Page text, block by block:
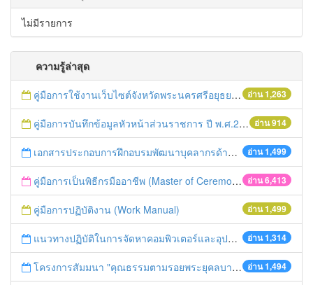
ไม่มีรายการ
ความรู้ล่าสุด
อ่าน 1,263
คู่มือการใช้งานเว็บไซต์จังหวัดพระนครศรีอยุธยา พ.ศ.2559
อ่าน 914
คู่มือการบันทึกข้อมูลหัวหน้าส่วนราชการ ปี พ.ศ.2560
อ่าน 1,499
เอกสารประกอบการฝึกอบรมพัฒนาบุคลากรด้านการประชาสัมพันธ์จังหวัดพระนครศรีอยุธยา เมื่อวันที่ 22 เม.ย. 59
อ่าน 6,413
คู่มือการเป็นพิธีกรมืออาชีพ (Master of Ceremony: MC)
อ่าน 1,499
คู่มือการปฏิบัติงาน (Work Manual)
อ่าน 1,314
แนวทางปฏิบัติในการจัดหาคอมพิวเตอร์และอุปกรณ์ของส่วนราชการและ องค์กรปกครองส่วนท้องถิ่น
อ่าน 1,494
โครงการสัมมนา "คุณธรรมตามรอยพระยุคลบาทชาติเข้มแข็งมั่นคง" โดย สมาคมความมั่นคงปลอดภัยแห่งประเทศไทย